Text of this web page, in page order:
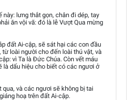
này: lưng thắt gọn, chân đi dép, tay
ăn vội vã: đó là lễ Vượt Qua mừng
đất Ai-cập, sẽ sát hại các con đầu
từ loài người cho đến loài thú vật, và
vì Ta là Đức Chúa. Còn vết máu
là dấu hiệu cho biết có các ngươi ở
qua, và các ngươi sẽ không bị tai
hoạ trên đất Ai-cập.